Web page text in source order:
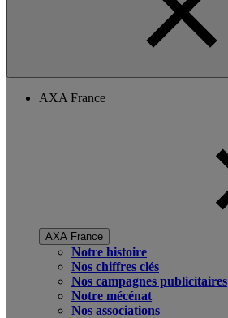
AXA France
AXA France
Notre histoire
Nos chiffres clés
Nos campagnes publicitaires
Notre mécénat
Nos associations